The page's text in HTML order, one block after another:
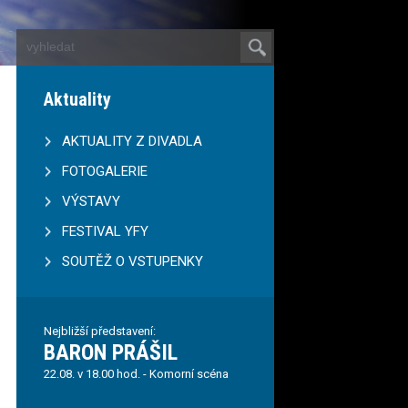
Aktuality
AKTUALITY Z DIVADLA
FOTOGALERIE
VÝSTAVY
FESTIVAL YFY
SOUTĚŽ O VSTUPENKY
Nejbližší představení:
BARON PRÁŠIL
22.08. v 18.00 hod. - Komorní scéna